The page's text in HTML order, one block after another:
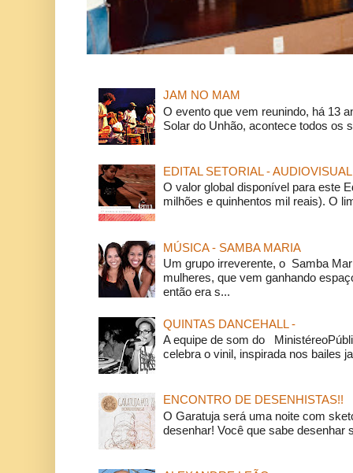
JAM NO MAM
O evento que vem reunindo, há 13
Solar do Unhão, acontece todos os
EDITAL SETORIAL - AUDIOVISUAL
O valor global disponível para este
milhões e quinhentos mil reais). O
MÚSICA - SAMBA MARIA
Um grupo irreverente, o Samba
mulheres, que vem ganhando
então era s...
QUINTAS DANCEHALL -
A equipe de som do
celebra o vinil, inspirada nos bailes
ENCONTRO DE DESENHISTAS!!
O Garatuja será uma noite com
desenhar! Você que sabe desenhar